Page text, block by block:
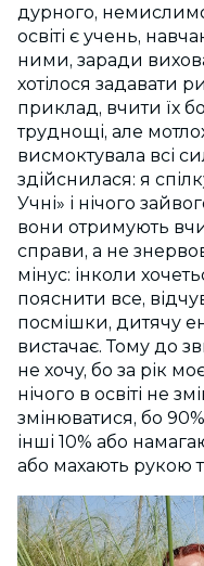
дурного,
освіті є учень,
ними, заради
хотілося задавати
приклад, вчити їх
труднощі, але
висмоктувала всі
здійснилася: я
Учні» і нічого
вони отримують
справи, а не
мінус: інколи
пояснити все,
посмішки, дитячу
вистачає. Тому до
не хочу, бо за рік
нічого в освіті не
змінюватися, бо
інші 10% або
або махають рукою